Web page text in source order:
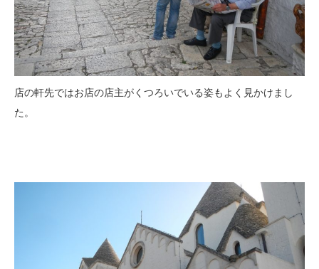
店の軒先ではお店の店主がくつろいでいる姿もよく見かけまし
た。